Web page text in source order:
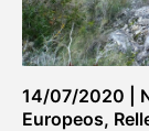
14/07/2020
Europeos,